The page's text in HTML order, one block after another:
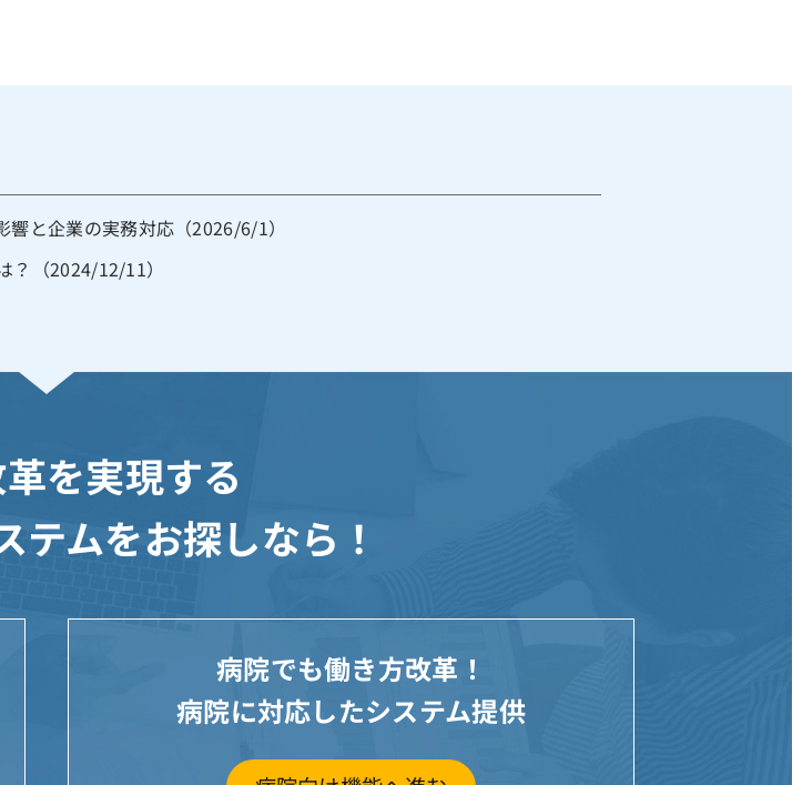
響と企業の実務対応（2026/6/1）
？（2024/12/11）
を実現する
テムをお探しなら！
病院でも働き方改革！
病院に対応したシステム提供